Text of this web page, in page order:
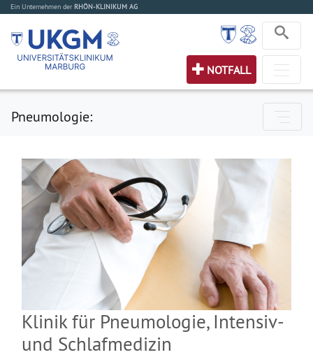
Ein Unternehmen der RHÖN-KLINIKUM AG
NOTFALL
Pneumologie:
Klinik für Pneumologie, Intensiv-
und Schlafmedizin